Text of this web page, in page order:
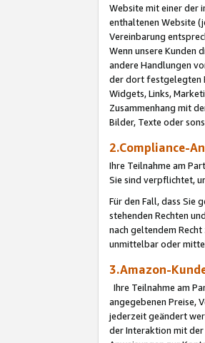
Website mit einer der
enthaltenen Website
Vereinbarung
Wenn unsere Kunden
andere Handlungen
der dort festgelegten
Widgets, Links,
Zusammenhang mit
Bilder, Texte oder
2.Compliance-
Ihre Teilnahme am
Sie sind verpflichtet,
Für den Fall, dass Sie
stehenden Rechten
nach geltendem
unmittelbar oder
3.Amazon-
Ihre Teilnahme am
angegebenen Preise,
jederzeit geändert
der Interaktion mit der